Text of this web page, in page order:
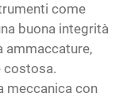
come
buona integrità
ammaccature,
costosa.
meccanica con